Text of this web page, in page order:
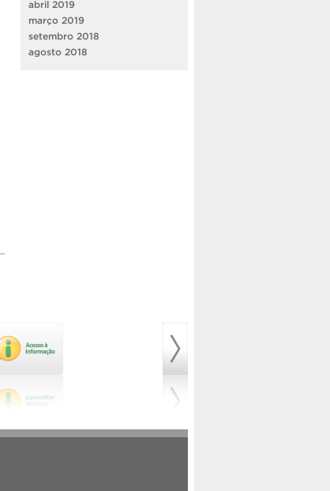
abril 2019
março 2019
setembro 2018
agosto 2018